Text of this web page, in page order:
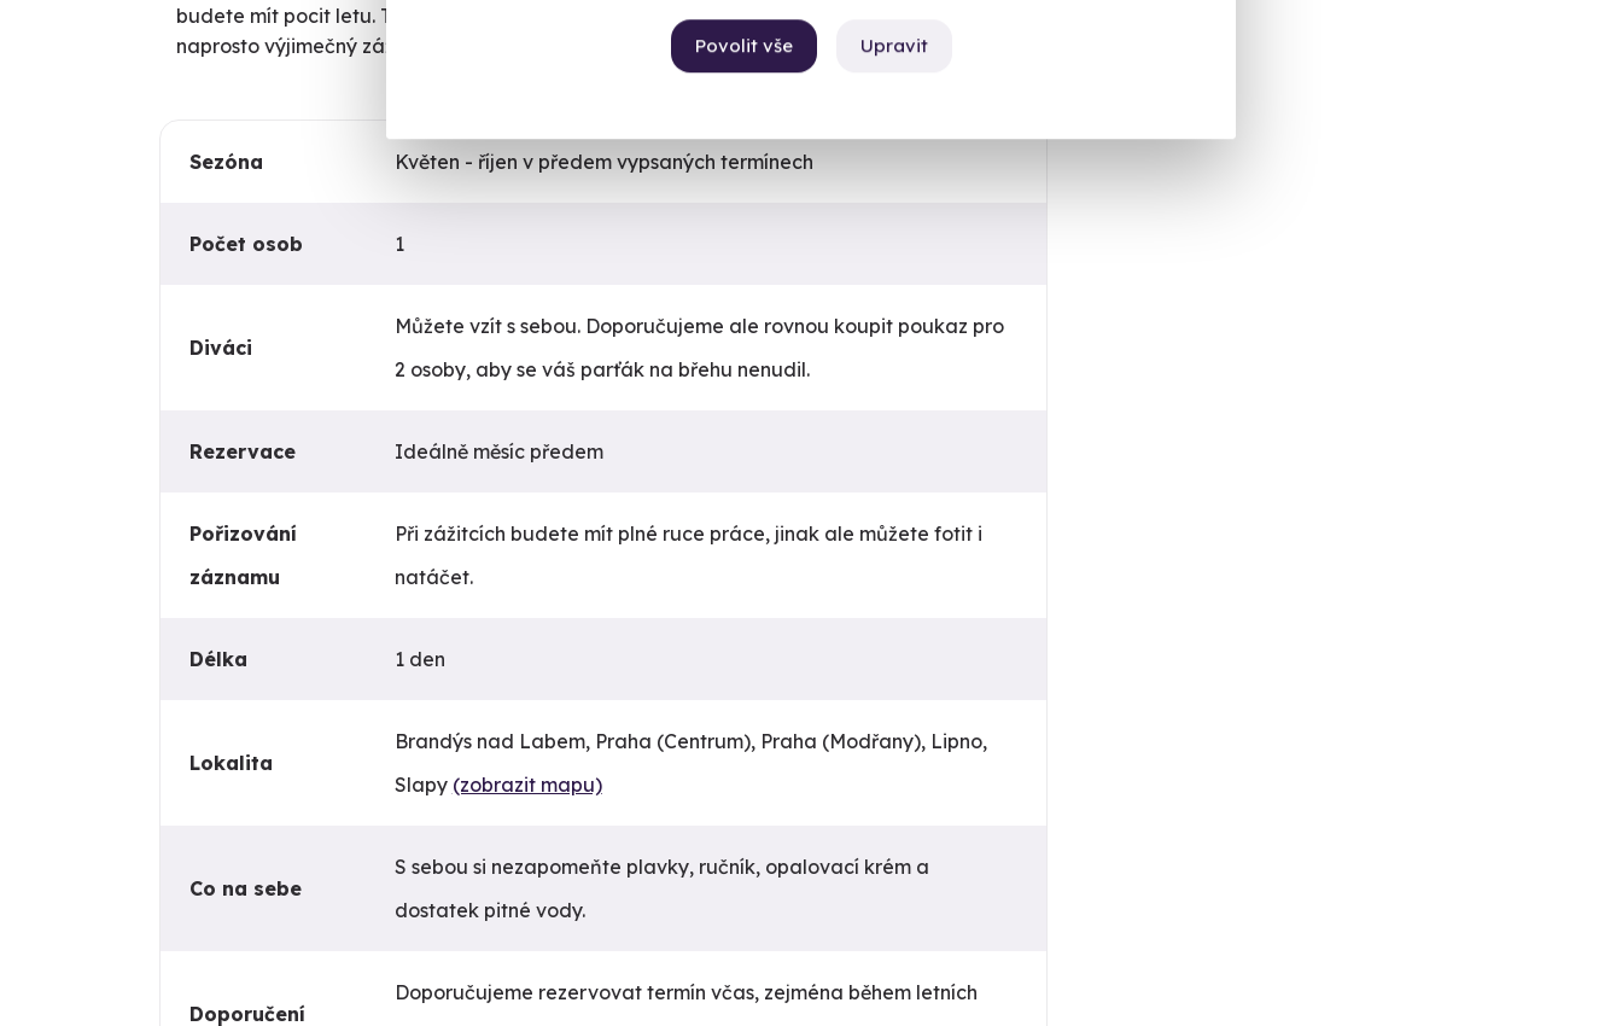
Upravit
Povolit vše
Objednat poukaz
budete mít pocit letu. Tato aktivita je dostupná pouze v rámci balíčku 6 sportů a přináší
naprosto výjimečný zážitek, který nikde jinde nezažijete
Sezóna Květen - říjen v předem vypsaných termínech
Počet osob 1
Diváci
Můžete vzít s sebou. Doporučujeme ale rovnou koupit poukaz pro
2 osoby, aby se váš parťák na břehu nenudil.
Rezervace Ideálně měsíc předem
Pořizování
záznamu
Při zážitcích budete mít plné ruce práce, jinak ale můžete fotit i
natáčet.
Délka 1 den
Lokalita
Brandýs nad Labem, Praha (Centrum), Praha (Modřany), Lipno,
Slapy (zobrazit mapu)
Co na sebe
S sebou si nezapomeňte plavky, ručník, opalovací krém a
dostatek pitné vody.
Doporučení
Doporučujeme rezervovat termín včas, zejména během letních